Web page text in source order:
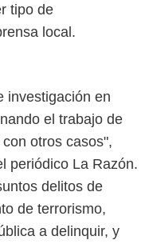
tipo de
local.
investigación en
el trabajo de
otros casos",
periódico La Razón.
delitos de
de terrorismo,
a delinquir, y